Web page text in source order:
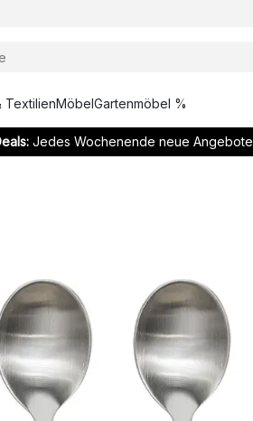
TextilienMöbelGartenmöbel %
Jedes Wochenende neue Angebote